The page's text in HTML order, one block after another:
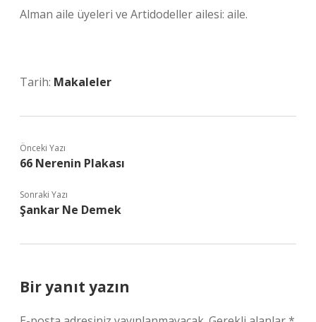
Alman aile üyeleri ve Artidodeller ailesi: aile.
Tarih: Makaleler
Önceki Yazı
66 Nerenin Plakası
Sonraki Yazı
Şankar Ne Demek
Bir yanıt yazın